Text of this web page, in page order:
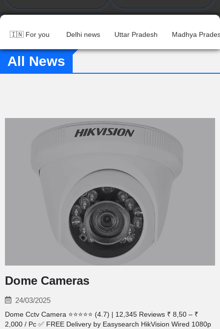
🇮🇳 For you Delhi news Uttar Pradesh Madhya
All News
Dome Cameras
24/03/2025
Dome Cctv Camera ⭐⭐⭐⭐⭐ (4.7) | 12,345 Reviews ₹ 8,50 – ₹
2,000 / Pc ✅ FREE Delivery by Easysearch HikVision Wired 1080p